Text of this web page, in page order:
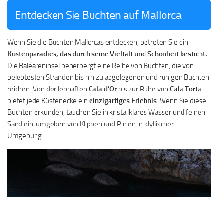
Entdecken Sie Buchten auf Mallorca
Wenn Sie die Buchten Mallorcas entdecken, betreten Sie ein
Küstenparadies, das durch seine Vielfalt und Schönheit besticht.
Die Baleareninsel beherbergt eine Reihe von Buchten, die von
belebtesten Stränden bis hin zu abgelegenen und ruhigen Buchten
reichen. Von der lebhaften Cala d’Orbis zur Ruhe von Cala Torta
bietet jede Küstenecke ein einzigartiges Erlebnis . Wenn Sie diese
Buchten erkunden, tauchen Sie in kristallklares Wasser und feinen
Sand ein, umgeben von Klippen und Pinien in idyllischer
Umgebung.